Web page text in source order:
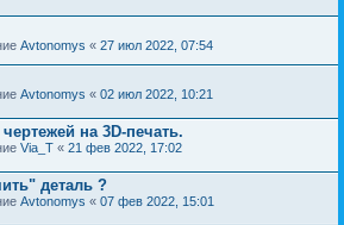
Avtonomys « 27 июл 2022, 07:54
Avtonomys « 02 июл 2022, 10:21
на 3D-печать.
Via_T « 21 фев 2022, 17:02
деталь ?
Avtonomys « 07 фев 2022, 15:01